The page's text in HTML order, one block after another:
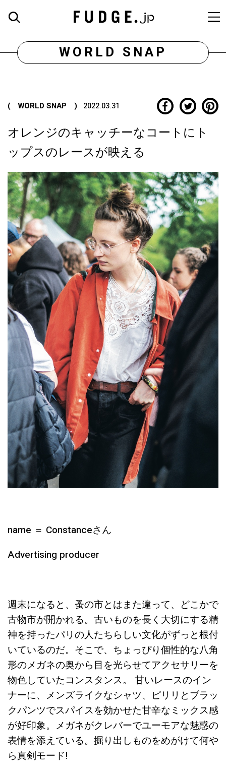
WORLD SNAP
( WORLD SNAP ) 2022.03.31
オレンジのキャッチーなコートにト
ップスのレースが映える
name ＝ Constanceさん
Advertising producer
週末になると、蚤の市とはまた違って、どこかで
古物市が開かれる。古いものを長く大切にする精
神を持ったパリの人たちらしい文化がずっと根付
いているのだ。そこで、ちょっぴり個性的な八角
形のメガネの奥から目を光らせてアクセサリーを
物色していたコンスタンス。 甘いレースのイン
ナーに、メンズライクなシャツ、ピリリとブラッ
クパンツでスパイスを効かせた甘辛なミックス感
が好印象。メガネがクレバーでユーモアな魅惑の
表情を添えている。掘り出しものをめがけて何や
ら真剣モード!